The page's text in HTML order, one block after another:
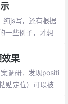
纯js写，还有根据
一些例子，才想
果
调研，发现positi
贴定位）可以被